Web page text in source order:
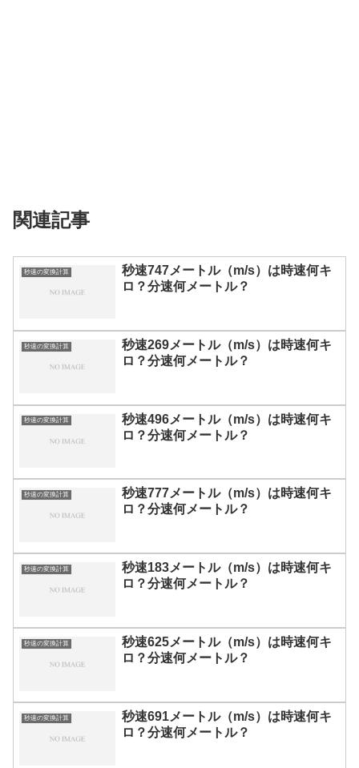
関連記事
秒速の変換計算
秒速747メートル（m/s）は時速何キ
ロ？分速何メートル？
秒速の変換計算
秒速269メートル（m/s）は時速何キ
ロ？分速何メートル？
秒速の変換計算
秒速496メートル（m/s）は時速何キ
ロ？分速何メートル？
秒速の変換計算
秒速777メートル（m/s）は時速何キ
ロ？分速何メートル？
秒速の変換計算
秒速183メートル（m/s）は時速何キ
ロ？分速何メートル？
秒速の変換計算
秒速625メートル（m/s）は時速何キ
ロ？分速何メートル？
秒速の変換計算
秒速691メートル（m/s）は時速何キ
ロ？分速何メートル？